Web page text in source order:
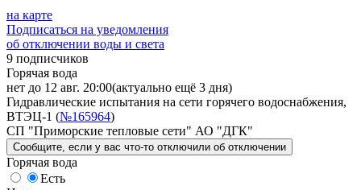
на карте
Подписаться на уведомления
об отключении воды и света
9 подписчиков
Горячая вода
нет до 12 авг. 20:00(актуально ещё 3 дня)
Гидравлические испытания на сети горячего водоснабжения,
ВТЭЦ-1 (№165964)
СП "Приморские тепловые сети" АО "ДГК"
Сообщите , если у вас что-то отключили об отключении
Горячая вода
Есть